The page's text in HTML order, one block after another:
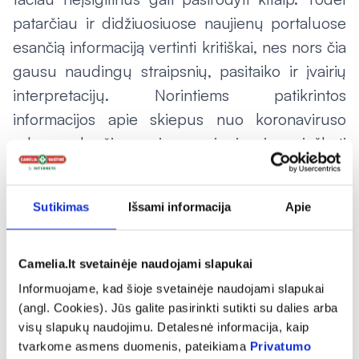
Sutikimas Išsami informacija Apie
Camelia.lt svetainėje naudojami slapukai
Informuojame, kad šioje svetainėje naudojami slapukai
(angl. Cookies). Jūs galite pasirinkti sutikti su dalies arba
visų slapukų naudojimu. Detalesnė informacija, kaip
tvarkome asmens duomenis, pateikiama Privatumo
patarčiau ir didžiuosiuose naujienų portaluose
esančią informaciją vertinti kritiškai, nes nors čia
gausu naudingų straipsnių, pasitaiko ir įvairių
interpretacijų. Norintiems patikrintos
informacijos apie skiepus nuo koronaviruso
rekomenduočiau jos pirmiausia ieškoti
Sveikatos apsaugos ministerijos ir Valstybinės
pataria I. Juškienė.
įvairiausių mitų, pavyzdžiui, kad vakcina
pakeičia žmogaus DNR, jose yra mikroschemų,
embrionų ląstelių, vakcinos sukelia
nevaisingumą ar net mirtį.